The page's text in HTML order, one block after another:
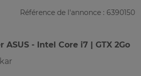
Référence de l'annonce : 6390150
ASUS - Intel Core i7 | GTX 2Go